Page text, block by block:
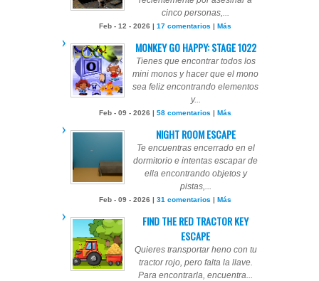
cinco personas,...
Feb - 12 - 2026 | 17 comentarios | Más
MONKEY GO HAPPY: STAGE 1022
Tienes que encontrar todos los
mini monos y hacer que el mono
sea feliz encontrando elementos
y...
Feb - 09 - 2026 | 58 comentarios | Más
NIGHT ROOM ESCAPE
Te encuentras encerrado en el
dormitorio e intentas escapar de
ella encontrando objetos y
pistas,...
Feb - 09 - 2026 | 31 comentarios | Más
FIND THE RED TRACTOR KEY
ESCAPE
Quieres transportar heno con tu
tractor rojo, pero falta la llave.
Para encontrarla, encuentra...